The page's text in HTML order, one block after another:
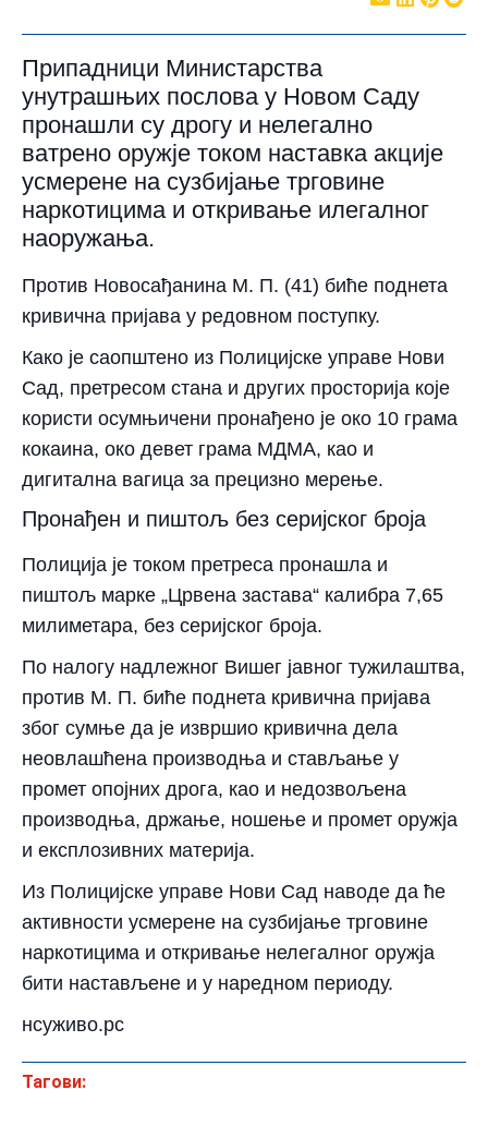
Припадници Министарства
унутрашњих послова у Новом Саду
пронашли су дрогу и нелегално
ватрено оружје током наставка акције
усмерене на сузбијање трговине
наркотицима и откривање илегалног
наоружања.
Против Новосађанина М. П. (41) биће поднета
кривична пријава у редовном поступку.
Како је саопштено из Полицијске управе Нови
Сад, претресом стана и других просторија које
користи осумњичени пронађено је око 10 грама
кокаина, око девет грама МДМА, као и
дигитална вагица за прецизно мерење.
Пронађен и пиштољ без серијског броја
Полиција је током претреса пронашла и
пиштољ марке „Црвена застава“ калибра 7,65
милиметара, без серијског броја.
По налогу надлежног Вишег јавног тужилаштва,
против М. П. биће поднета кривична пријава
због сумње да је извршио кривична дела
неовлашћена производња и стављање у
промет опојних дрога, као и недозвољена
производња, држање, ношење и промет оружја
и експлозивних материја.
Из Полицијске управе Нови Сад наводе да ће
активности усмерене на сузбијање трговине
наркотицима и откривање нелегалног оружја
бити настављене и у наредном периоду.
нсуживо.рс
Тагови: